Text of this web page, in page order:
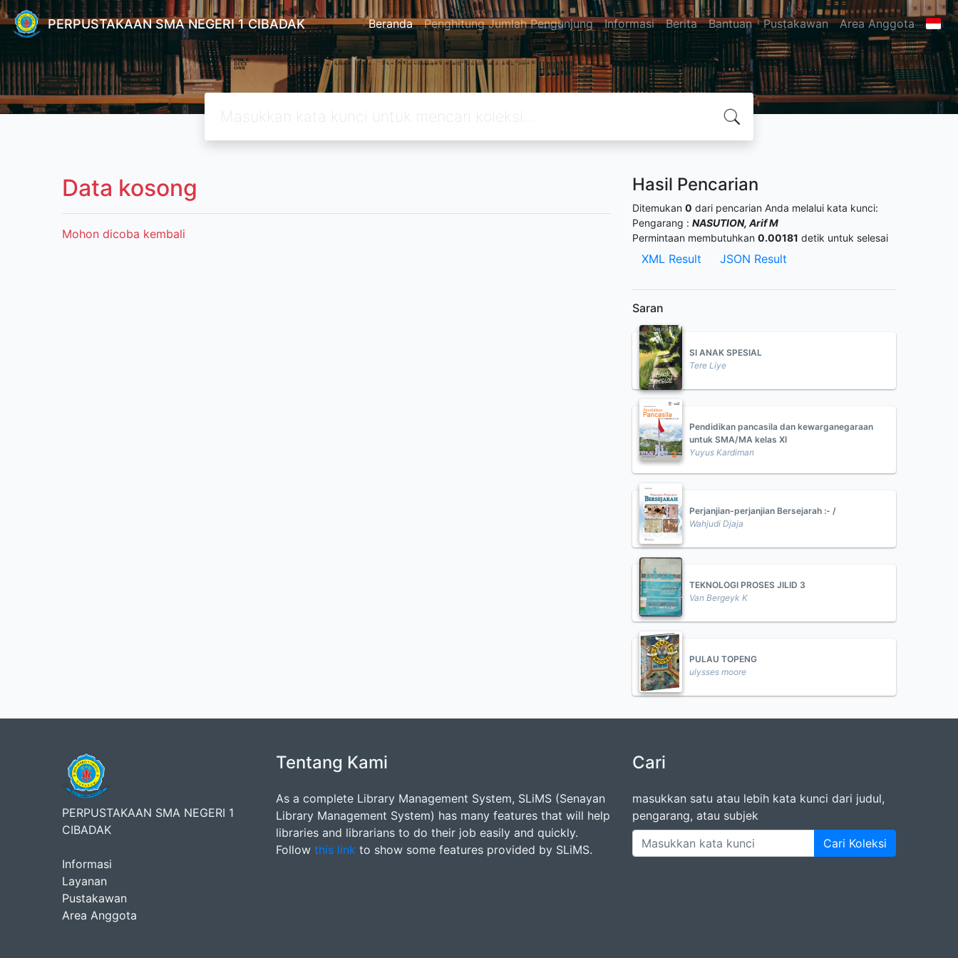
PERPUSTAKAAN SMA NEGERI 1 CIBADAK Beranda Penghitung Jumlah Pengunjung Informasi Berita Bantuan Pustakawan Area Anggota
Data kosong
Mohon dicoba kembali
Hasil Pencarian
Ditemukan 0 dari pencarian Anda melalui kata kunci:
Pengarang : NASUTION, Arif M
Permintaan membutuhkan 0.00181 detik untuk selesai
XML Result JSON Result
Saran
SI ANAK SPESIAL
Tere Liye
Pendidikan pancasila dan kewarganegaraan
untuk SMA/MA kelas XI
Yuyus Kardiman
Perjanjian-perjanjian Bersejarah :- /
Wahjudi Djaja
TEKNOLOGI PROSES JILID 3
Van Bergeyk K
PULAU TOPENG
ulysses moore
PERPUSTAKAAN SMA NEGERI 1
CIBADAK
Informasi
Layanan
Pustakawan
Area Anggota
Tentang Kami
As a complete Library Management System, SLiMS (Senayan
Library Management System) has many features that will help
libraries and librarians to do their job easily and quickly.
Follow this link to show some features provided by SLiMS.
Cari
masukkan satu atau lebih kata kunci dari judul,
pengarang, atau subjek
Cari Koleksi